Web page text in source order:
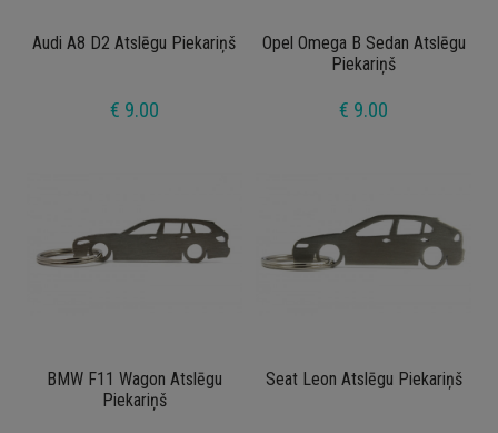
Audi A8 D2 Atslēgu Piekariņš
€ 9.00
Opel Omega B Sedan Atslēgu
Piekariņš
€ 9.00
BMW F11 Wagon Atslēgu
Piekariņš
Seat Leon Atslēgu Piekariņš